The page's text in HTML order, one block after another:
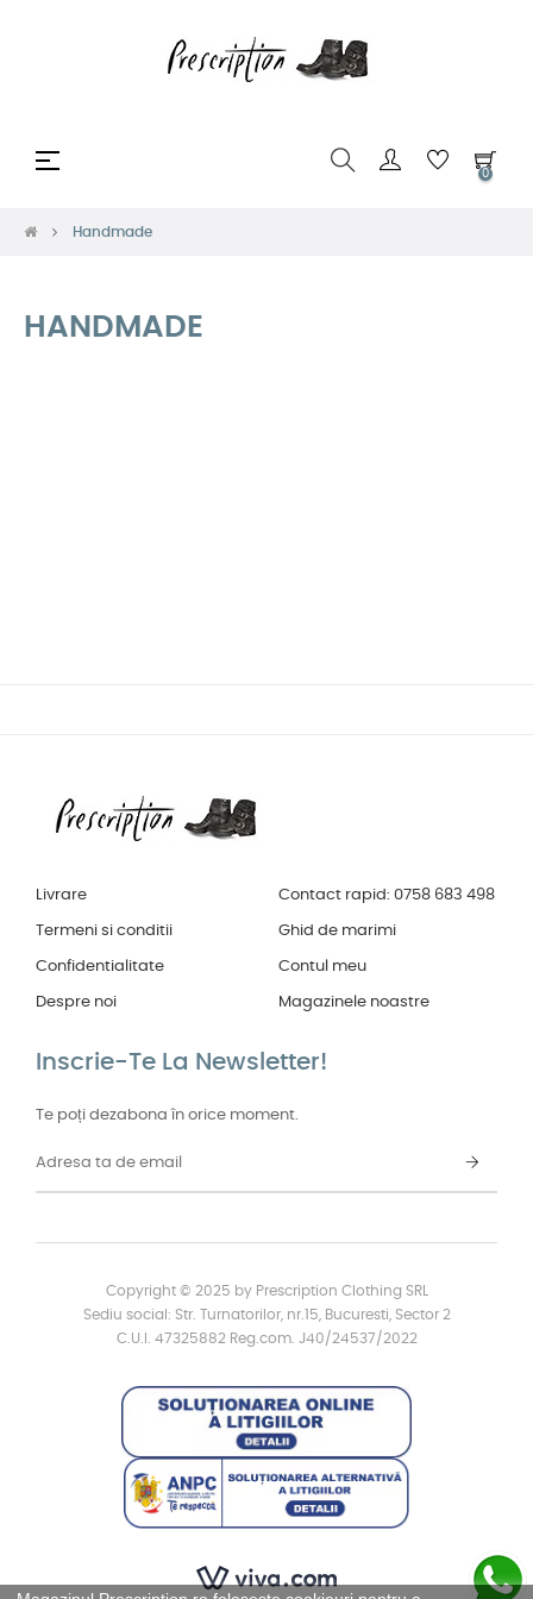
Toggle
☰
0
Handmade
HANDMADE
Livrare
Termeni si conditii
Confidentialitate
Despre noi
Contact rapid: 0758 683 498
Ghid de marimi
Contul meu
Magazinele noastre
Inscrie-Te La Newsletter!
Te poți dezabona în orice moment.
Copyright © 2025 by Prescription Clothing SRL
Sediu social: Str. Turnatorilor, nr.15, Bucuresti, Sector 2
C.U.I. 47325882 Reg.com. J40/24537/2022